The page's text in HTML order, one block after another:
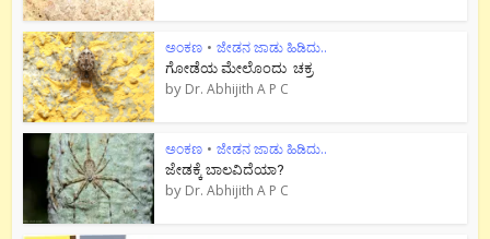
ಅಂಕಣ • ಜೇಡನ ಜಾಡು ಹಿಡಿದು..
ಗೋಡೆಯ ಮೇಲೊಂದು ಚಕ್ರ
by Dr. Abhijith A P C
ಅಂಕಣ • ಜೇಡನ ಜಾಡು ಹಿಡಿದು..
ಜೇಡಕ್ಕೆ ಬಾಲವಿದೆಯಾ?
by Dr. Abhijith A P C